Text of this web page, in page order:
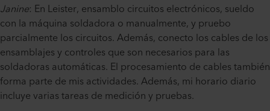
Janine: En Leister, ensamblo circuitos electrónicos, sueldo
con la máquina soldadora o manualmente, y pruebo
parcialmente los circuitos. Además, conecto los cables de los
ensamblajes y controles que son necesarios para las
soldadoras automáticas. El procesamiento de cables también
forma parte de mis actividades. Además, mi horario diario
incluye varias tareas de medición y pruebas.